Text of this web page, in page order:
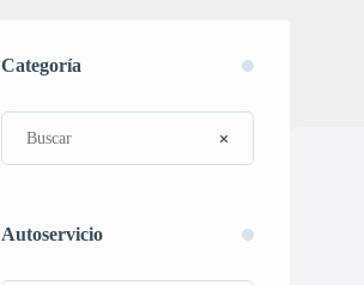
Categoría
Autoservicio